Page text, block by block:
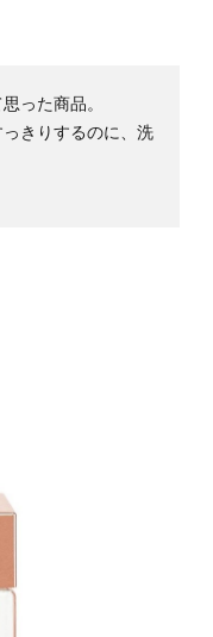
った商品。
きりするのに、洗